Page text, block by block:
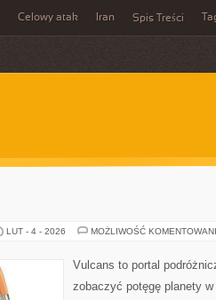
Celowy atak Iran Spis Treści
LUT - 4 - 2026 MOŻLIWOŚĆ
Vulcans to portal
zobaczyć potęgę planety